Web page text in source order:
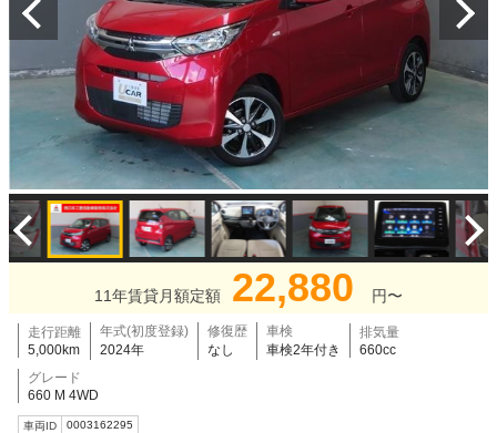
11年賃貸月額定額 22,880 円〜
走行距離
5,000km
年式(初度登録)
2024年
修復歴
なし
車検
車検2年付き
排気量
660cc
グレード
660 M 4WD
車両ID 0003162295